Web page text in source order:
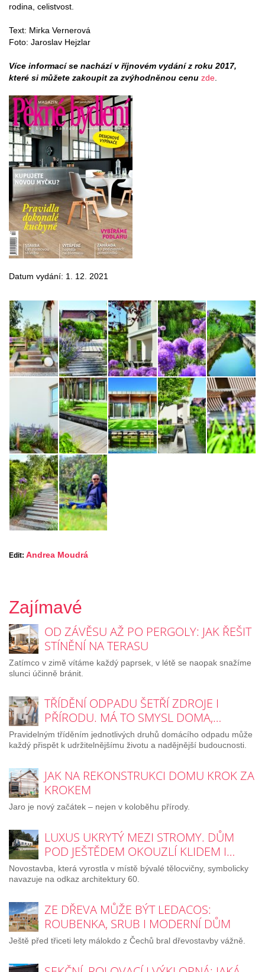
rodina, celistvost.
Text: Mirka Vernerová
Foto: Jaroslav Hejzlar
Více informací se nachází v říjnovém vydání z roku 2017,
které si můžete zakoupit za zvýhodněnou cenu zde
Datum vydání: 1. 12. 2021
Edit: Andrea Moudrá
Zajímavé
OD ZÁVĚSU AŽ PO PERGOLY: JAK ŘEŠIT
STÍNĚNÍ NA TERASU
Zatímco v zimě vítáme každý paprsek, v létě se naopak snažíme
slunci účinně bránit.
TŘÍDĚNÍ ODPADU ŠETŘÍ ZDROJE I
PŘÍRODU. MÁ TO SMYSL DOMA,…
Pravidelným tříděním jednotlivých druhů domácího odpadu může
každý přispět k udržitelnějšímu životu a nadějnější budoucnosti.
JAK NA REKONSTRUKCI DOMU KROK ZA
KROKEM
Jaro je nový začátek – nejen v koloběhu přírody.
LUXUS UKRYTÝ MEZI STROMY. DŮM
POD JEŠTĚDEM OKOUZLÍ KLIDEM I…
Novostavba, která vyrostla v místě bývalé tělocvičny, symbolicky
navazuje na odkaz architektury 60.
ZE DŘEVA MŮŽE BÝT LEDACOS:
ROUBENKA, SRUB I MODERNÍ DŮM
Ještě před třiceti lety málokdo z Čechů bral dřevostavby vážně.